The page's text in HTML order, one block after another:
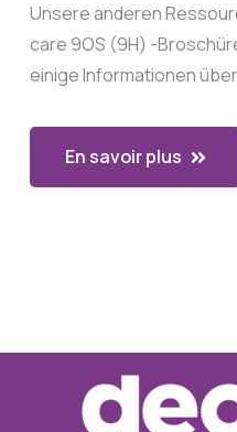
Unsere anderen
care 9OS (9H) -
einige Informationen
En savoir plus